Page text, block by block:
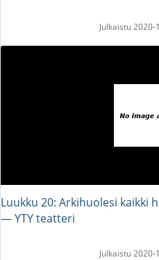
Julkaistu
Luukku 20: Arkihuolesi kaikki
― YTY teatteri
Julkaistu